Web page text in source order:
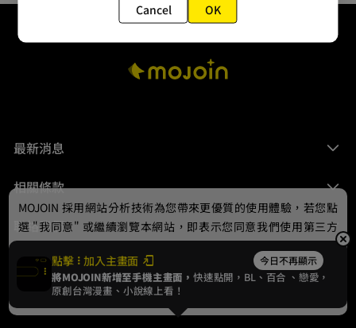
最新消息
相關條款
聯絡我們
© 2024 gamania Digital Entertainment Co., Ltd.
點擊 加入主畫面 今日不再顯示
將MOJOIN新增至手機主畫面，快速點開，BL、 百合 、戀愛，
原創台灣漫畫、小說線上看！
MOJOIN 採用網站分析技術為您帶來更優質的使用體驗，若您點
選 "我同意" 或繼續瀏覽本網站，即表示您同意我們使用第三方
Cookie，欲瞭解更多資訊請見隱私權政策。
我同意
Cancel OK